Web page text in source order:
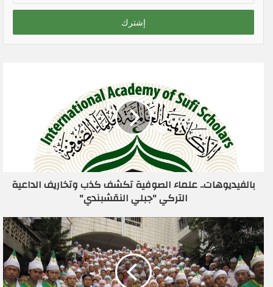
خ
ب
و
بالفيديوهات.. علماء الصوفية تكشف كذب وتخاريف الداعية
التركي "جبلي النقشبندي"